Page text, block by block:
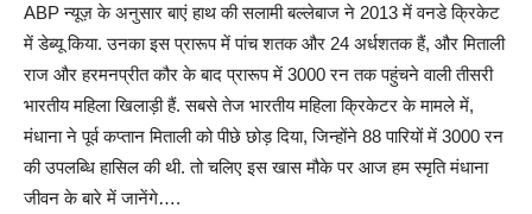
ABP न्यूज़ के अनुसार बाएं हाथ की सलामी बल्लेबाज ने 2013 में वनडे क्रिकेट
में डेब्यू किया. उनका इस प्रारूप में पांच शतक और 24 अर्धशतक हैं, और मिताली
राज और हरमनप्रीत कौर के बाद प्रारूप में 3000 रन तक पहुंचने वाली तीसरी
भारतीय महिला खिलाड़ी हैं. सबसे तेज भारतीय महिला क्रिकेटर के मामले में,
मंधाना ने पूर्व कप्तान मिताली को पीछे छोड़ दिया, जिन्होंने 88 पारियों में 3000 रन
की उपलब्धि हासिल की थी. तो चलिए इस खास मौके पर आज हम स्मृति मंधाना
जीवन के बारे में जानेंगे….